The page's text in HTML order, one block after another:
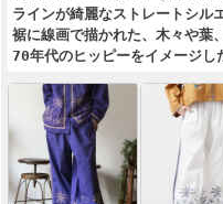
ラインが綺麗なストレートシル
裾に線画で描かれた、木々や葉
70年代のヒッピーをイメージし